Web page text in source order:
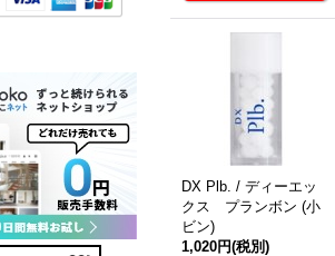
DX Plb. / ディーエッ
クス プランボン (小
ビン)
1,020円(税別)